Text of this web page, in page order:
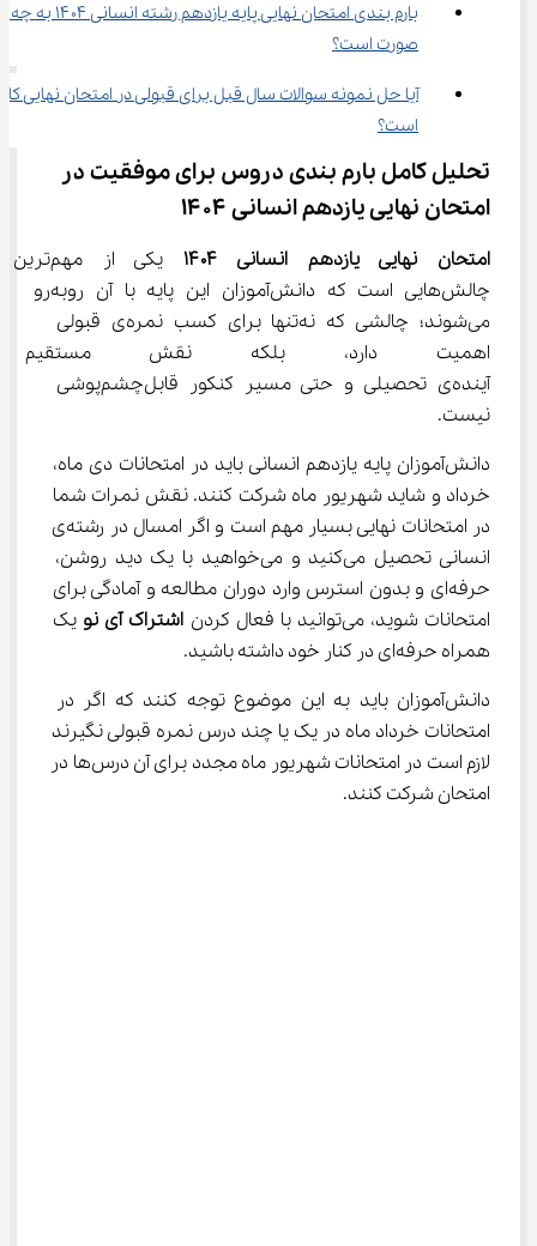
بارم بندی امتحان نهایی پایه یازدهم رشته انسانی ۱۴۰۴ به چه
صورت است؟
آیا حل نمونه‌ سوالات سال قبل برای قبولی در امتحان نهایی
است؟
تحلیل کامل بارم بندی دروس برای موفقیت در
امتحان نهایی یازدهم انسانی ۱۴۰۴
امتحان نهایی یازدهم انسانی ۱۴۰۴
یکی از مهم‌ترین
چالش‌هایی است که دانش‌آموزان این پایه با آن روبه‌رو
می‌شوند؛ چالشی که نه‌تنها برای کسب نمره‌ی قبولی
اهمیت دارد، بلکه نقش
آینده‌ی تحصیلی و حتی مسیر کنکور قابل‌چشم‌پوشی
نیست.
دانش‌آموزان پایه یازدهم انسانی باید در امتحانات دی ماه،
خرداد و شاید شهریور ماه شرکت کنند. نقش نمرات شما
در امتحانات نهایی بسیار مهم است و اگر امسال در رشته‌ی
انسانی تحصیل می‌کنید و می‌خواهید با یک دید روشن،
حرفه‌ای و بدون استرس وارد دوران مطالعه و آمادگی برای
امتحانات شوید، می‌توانید با فعال کردن
اشتراک آی نو یک
همراه حرفه‌ای در کنار خود داشته باشید.
دانش‌آموزان باید به این موضوع توجه کنند که اگر در
امتحانات خرداد ماه در یک یا چند درس نمره قبولی نگیرند
لازم است در امتحانات شهریور ماه مجدد برای آن درس‌ها در
امتحان شرکت کنند.